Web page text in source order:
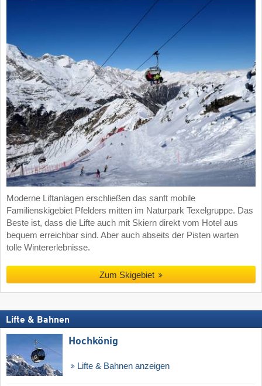
Moderne Liftanlagen erschließen das sanft mobile
Familienskigebiet Pfelders mitten im Naturpark Texelgruppe. Das
Beste ist, dass die Lifte auch mit Skiern direkt vom Hotel aus
bequem erreichbar sind. Aber auch abseits der Pisten warten
tolle Wintererlebnisse.
Zum Skigebiet
Lifte & Bahnen
Hochkönig
Lifte & Bahnen anzeigen